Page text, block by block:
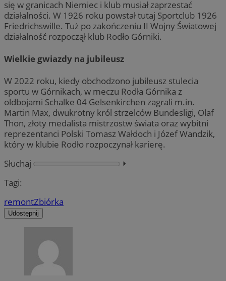
się w granicach Niemiec i klub musiał zaprzestać
działalności. W 1926 roku powstał tutaj Sportclub 1926
Friedrichswille. Tuż po zakończeniu II Wojny Światowej
działalność rozpoczął klub Rodło Górniki.
Wielkie gwiazdy na jubileusz
W 2022 roku, kiedy obchodzono jubileusz stulecia
sportu w Górnikach, w meczu Rodła Górnika z
oldbojami Schalke 04 Gelsenkirchen zagrali m.in.
Martin Max, dwukrotny król strzelców Bundesligi, Olaf
Thon, złoty medalista mistrzostw świata oraz wybitni
reprezentanci Polski Tomasz Wałdoch i Józef Wandzik,
który w klubie Rodło rozpoczynał karierę.
Słuchaj
⏵︎
Tagi:
remontZbiórka
Udostępnij